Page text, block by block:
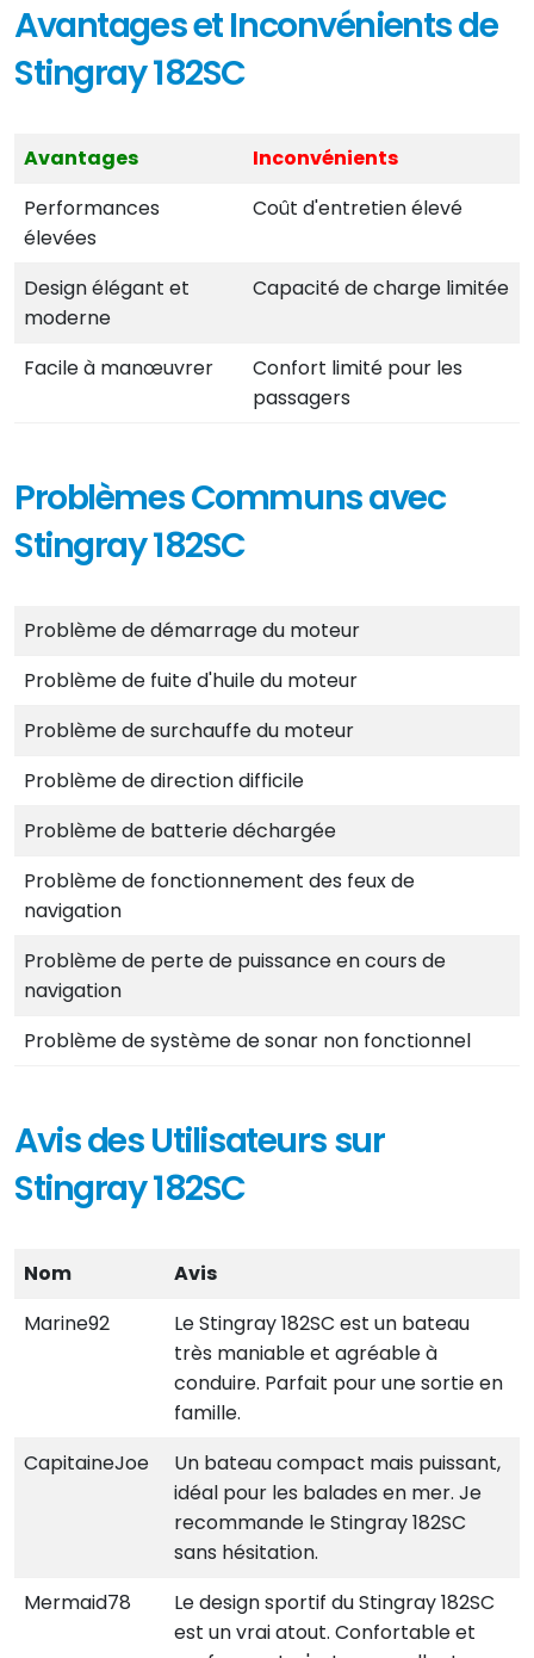
Avantages et Inconvénients de
Stingray 182SC
Avantages
Inconvénients
Performances
élevées
Coût d'entretien élevé
Design élégant et
moderne
Capacité de charge limitée
Facile à manœuvrer
Confort limité pour les
passagers
Problèmes Communs avec
Stingray 182SC
Problème de démarrage du moteur
Problème de fuite d'huile du moteur
Problème de surchauffe du moteur
Problème de direction difficile
Problème de batterie déchargée
Problème de fonctionnement des feux de
navigation
Problème de perte de puissance en cours de
navigation
Problème de système de sonar non fonctionnel
Avis des Utilisateurs sur
Stingray 182SC
Nom
Avis
Marine92
Le Stingray 182SC est un bateau
très maniable et agréable à
conduire. Parfait pour une sortie en
famille.
CapitaineJoe
Un bateau compact mais puissant,
idéal pour les balades en mer. Je
recommande le Stingray 182SC
sans hésitation.
Mermaid78
Le design sportif du Stingray 182SC
est un vrai atout. Confortable et